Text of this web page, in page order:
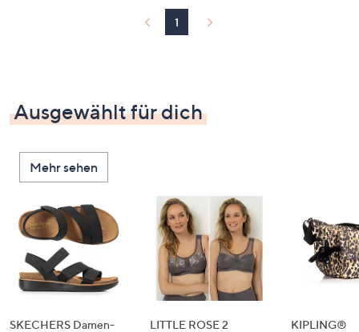
1
Ausgewählt für dich
Mehr sehen
SKECHERS Damen-
LITTLE ROSE 2
KIPLING®